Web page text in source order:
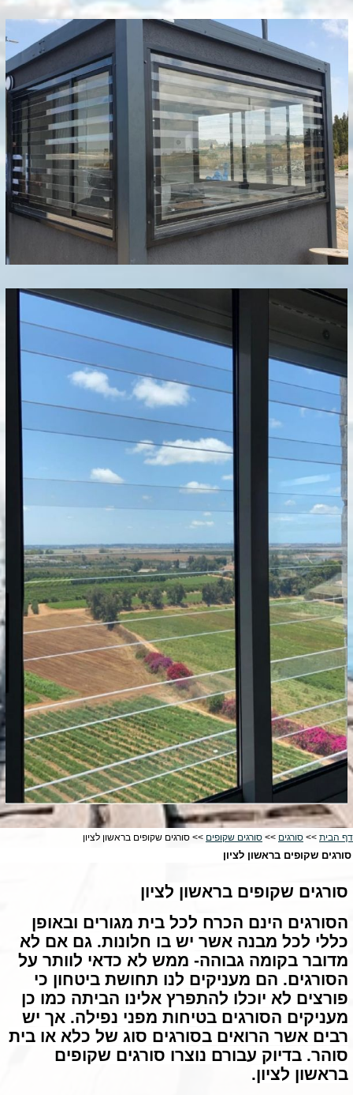
דף הבית >> סורגים >> סורגים שקופים >> סורגים שקופים בראשון לציון
סורגים שקופים בראשון לציון
סורגים שקופים בראשון לציון
הסורגים הינם הכרח לכל בית מגורים ובאופן
כללי לכל מבנה אשר יש בו חלונות. גם אם לא
מדובר בקומה גבוהה- ממש לא כדאי לוותר על
הסורגים. הם מעניקים לנו תחושת ביטחון כי
פורצים לא יוכלו להתפרץ אלינו הביתה כמו כן
מעניקים הסורגים בטיחות מפני נפילה. אך יש
רבים אשר הרואים בסורגים סוג של כלא או בית
סוהר. בדיוק עבורם נוצרו סורגים שקופים
בראשון לציון.